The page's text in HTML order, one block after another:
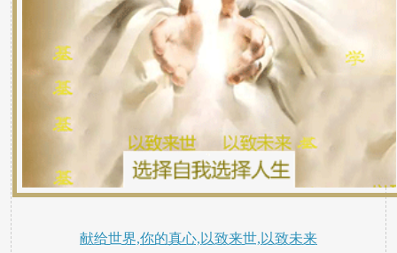
献给世界,你的真心,以致来世,以致未来